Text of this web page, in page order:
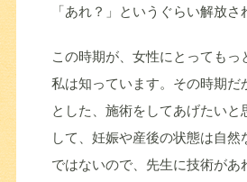
「あれ？」というぐらい解放さ
この時期が、女性にとってもっ
私は知っています。その時期だ
とした、施術をしてあげたいと
して、妊娠や産後の状態は自然
ではないので、先生に技術があ